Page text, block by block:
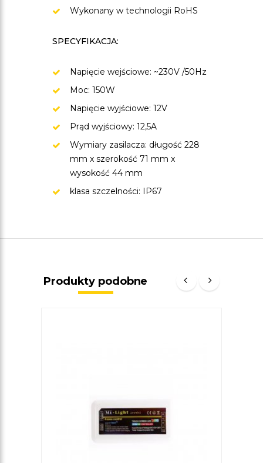
Wykonany w technologii RoHS
SPECYFIKACJA:
Napięcie wejściowe: ~230V /50Hz
Moc: 150W
Napięcie wyjściowe: 12V
Prąd wyjściowy: 12,5A
Wymiary zasilacza: długość 228
mm x szerokość 71 mm x
wysokość 44 mm
klasa szczelności: IP67
Produkty podobne